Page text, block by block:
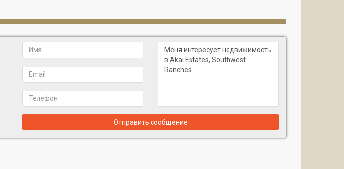
Отправить сообщение